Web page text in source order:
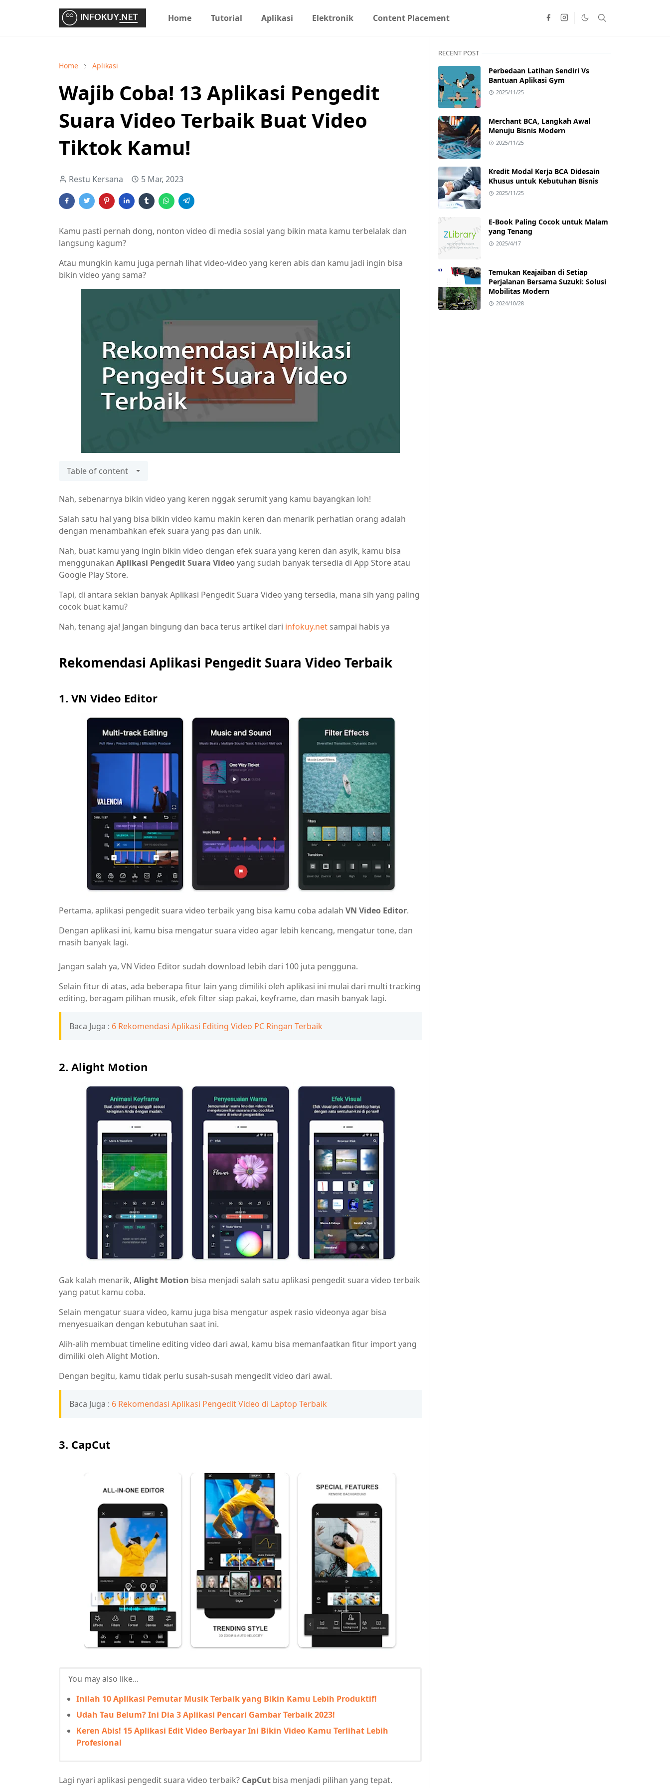
Home Tutorial Aplikasi Elektronik Content Placement
Home Aplikasi
Wajib Coba! 13 Aplikasi Pengedit
Suara Video Terbaik Buat Video
Tiktok Kamu!
Restu Kersana 5 Mar, 2023
Kamu pasti pernah dong, nonton video di media sosial yang bikin mata kamu terbelalak dan
langsung kagum?
Atau mungkin kamu juga pernah lihat video-video yang keren abis dan kamu jadi ingin bisa
bikin video yang sama?
Table of content
Nah, sebenarnya bikin video yang keren nggak serumit yang kamu bayangkan loh!
Salah satu hal yang bisa bikin video kamu makin keren dan menarik perhatian orang adalah
dengan menambahkan efek suara yang pas dan unik.
Nah, buat kamu yang ingin bikin video dengan efek suara yang keren dan asyik, kamu bisa
menggunakan Aplikasi Pengedit Suara Videoyang sudah banyak tersedia di App Store atau
Google Play Store.
Tapi, di antara sekian banyak Aplikasi Pengedit Suara Video yang tersedia, mana sih yang paling
cocok buat kamu?
Nah, tenang aja! Jangan bingung dan baca terus artikel dari infokuy.net sampai habis ya
Rekomendasi Aplikasi Pengedit Suara Video Terbaik
1. VN Video Editor
Pertama, aplikasi pengedit suara video terbaik yang bisa kamu coba adalah VN Video Editor.
Dengan aplikasi ini, kamu bisa mengatur suara video agar lebih kencang, mengatur tone, dan
masih banyak lagi.
Jangan salah ya, VN Video Editor sudah download lebih dari 100 juta pengguna.
Selain fitur di atas, ada beberapa fitur lain yang dimiliki oleh aplikasi ini mulai dari multi tracking
editing, beragam pilihan musik, efek filter siap pakai, keyframe, dan masih banyak lagi.
Baca Juga : 6 Rekomendasi Aplikasi Editing Video PC Ringan Terbaik
2. Alight Motion
Gak kalah menarik, Alight Motion bisa menjadi salah satu aplikasi pengedit suara video terbaik
yang patut kamu coba.
Selain mengatur suara video, kamu juga bisa mengatur aspek rasio videonya agar bisa
menyesuaikan dengan kebutuhan saat ini.
Alih-alih membuat timeline editing video dari awal, kamu bisa memanfaatkan fitur import yang
dimiliki oleh Alight Motion.
Dengan begitu, kamu tidak perlu susah-susah mengedit video dari awal.
Baca Juga : 6 Rekomendasi Aplikasi Pengedit Video di Laptop Terbaik
3. CapCut
You may also like...
Inilah 10 Aplikasi Pemutar Musik Terbaik yang Bikin Kamu Lebih Produktif!
Udah Tau Belum? Ini Dia 3 Aplikasi Pencari Gambar Terbaik 2023!
Keren Abis! 15 Aplikasi Edit Video Berbayar Ini Bikin Video Kamu Terlihat Lebih
Profesional
Lagi nyari aplikasi pengedit suara video terbaik? CapCut bisa menjadi pilihan yang tepat.
RECENT POST
Perbedaan Latihan Sendiri Vs
Bantuan Aplikasi Gym
2025/11/25
Merchant BCA, Langkah Awal
Menuju Bisnis Modern
2025/11/25
Kredit Modal Kerja BCA Didesain
Khusus untuk Kebutuhan Bisnis
2025/11/25
E-Book Paling Cocok untuk Malam
yang Tenang
2025/4/17
Temukan Keajaiban di Setiap
Perjalanan Bersama Suzuki: Solusi
Mobilitas Modern
2024/10/28